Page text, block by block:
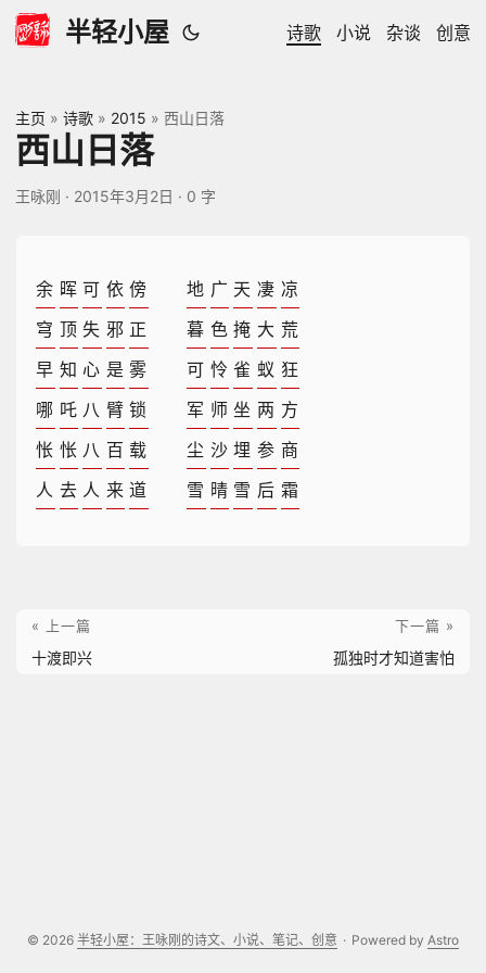
半轻小屋 诗歌 小说 杂谈 创意
主页 » 诗歌 » 2015 » 西山日落
西山日落
王咏刚 · 2015年3月2日 · 0 字
余 晖 可 依 傍 地 广 天 凄 凉
穹 顶 失 邪 正 暮 色 掩 大 荒
早 知 心 是 雾 可 怜 雀 蚁 狂
哪 吒 八 臂 锁 军 师 坐 两 方
怅 怅 八 百 载 尘 沙 埋 参 商
人 去 人 来 道 雪 晴 雪 后 霜
« 上一篇
十渡即兴
下一篇 »
孤独时才知道害怕
© 2026 半轻小屋：王咏刚的诗文、小说、笔记、创意 · Powered by Astro